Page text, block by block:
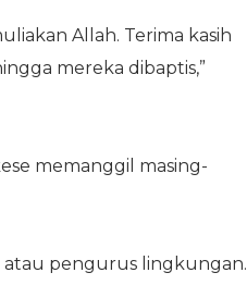
Allah. Terima kasih
mereka dibaptis,”
memanggil masing-
atau pengurus lingkungan.